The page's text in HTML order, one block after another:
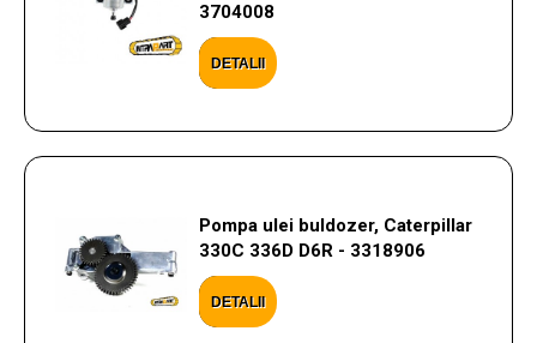
3704008
DETALII
Pompa ulei buldozer, Caterpillar
330C 336D D6R - 3318906
DETALII